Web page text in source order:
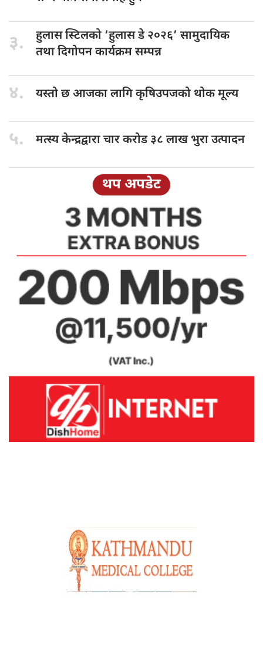
३. हुलास स्टिलको ‘हुलास डे २०२६’ सामुदायिक
तथा दिगोपन कार्यक्रम सम्पन्न
४. यस्तो छआजका लागि कृषिउपजको थोक मूल्य
५. मत्स्य केन्द्रद्वाराचार करोड ३८ लाख भुरा उत्पादन
थप अपडेट